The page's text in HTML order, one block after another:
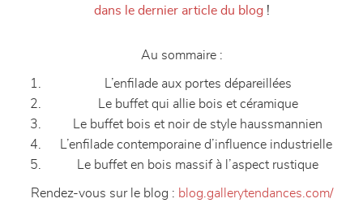
dans le dernier article du blog!
Au sommaire :
L’enfilade aux portes dépareillées
Le buffet qui allie bois et céramique
Le buffet bois et noir de style haussmannien
L’enfilade contemporaine d’influence industrielle
Le buffet en bois massif à l’aspect rustique
Rendez-vous sur le blog : blog.gallerytendances.com/